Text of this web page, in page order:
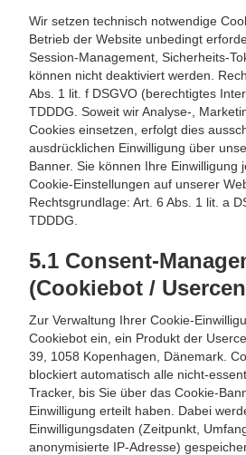
Wir setzen technisch notwendige
Betrieb der Website unbedingt
Session-Management, Sicherheits-
können nicht deaktiviert werden.
Abs. 1 lit. f DSGVO (berechtigtes
TDDDG. Soweit wir Analyse-,
Cookies einsetzen, erfolgt dies
ausdrücklichen Einwilligung über
Banner. Sie können Ihre Einwilligung
Cookie-Einstellungen auf unserer
Rechtsgrundlage: Art. 6 Abs. 1 lit. a
TDDDG.
5.1 Consent-
(Cookiebot /
Zur Verwaltung Ihrer Cookie-
Cookiebot ein, ein Produkt der
39, 1058 Kopenhagen, Dänemark.
blockiert automatisch alle nicht-
Tracker, bis Sie über das Cookie-
Einwilligung erteilt haben. Dabei
Einwilligungsdaten (Zeitpunkt,
anonymisierte IP-Adresse)